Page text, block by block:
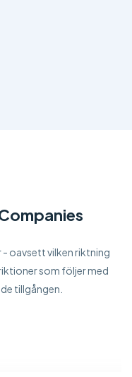
oavsett vilken riktning
som följer med
tillgången.